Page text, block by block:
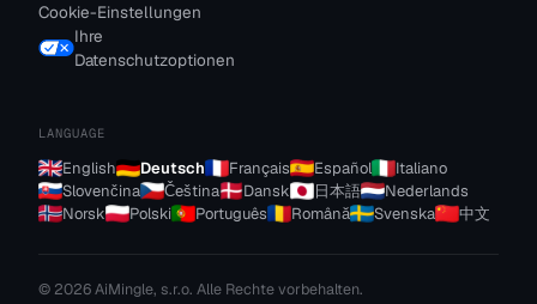
Cookie-Einstellungen
Ihre
Datenschutzoptionen
LANGUAGE
English Deutsch Français Español
Italiano
Slovenčina
Čeština Dansk 日本語
Nederlands
Norsk
Polski Português Română Svenska 中文
© 2026 AiMingle, s.r.o. Alle Rechte vorbehalten.